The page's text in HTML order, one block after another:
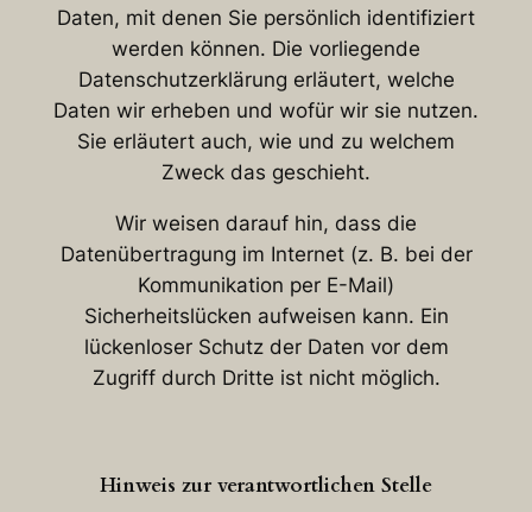
Daten, mit denen Sie persönlich identifiziert
werden können. Die vorliegende
Datenschutzerklärung erläutert, welche
Daten wir erheben und wofür wir sie nutzen.
Sie erläutert auch, wie und zu welchem
Zweck das geschieht.
Wir weisen darauf hin, dass die
Datenübertragung im Internet (z. B. bei der
Kommunikation per E-Mail)
Sicherheitslücken aufweisen kann. Ein
lückenloser Schutz der Daten vor dem
Zugriff durch Dritte ist nicht möglich.
Hinweis zur verantwortlichen Stelle